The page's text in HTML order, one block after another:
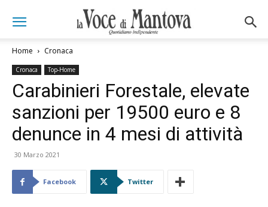
Home Cronaca
Cronaca Top-Home
Carabinieri Forestale, elevate
sanzioni per 19500 euro e 8
denunce in 4 mesi di attività
30 Marzo 2021
Facebook Twitter